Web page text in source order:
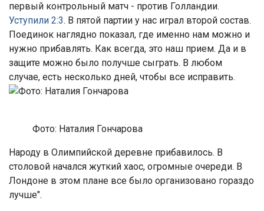
первый контрольный матч - против Голландии.
Уступили 2:3. В пятой партии у нас играл второй состав.
Поединок наглядно показал, где именно нам можно и
нужно прибавлять. Как всегда, это наш прием. Да и в
защите можно было получше сыграть. В любом
случае, есть несколько дней, чтобы все исправить.
Фото: Наталия Гончарова
Народу в Олимпийской деревне прибавилось. В
столовой начался жуткий хаос, огромные очереди. В
Лондоне в этом плане все было организовано гораздо
лучше".